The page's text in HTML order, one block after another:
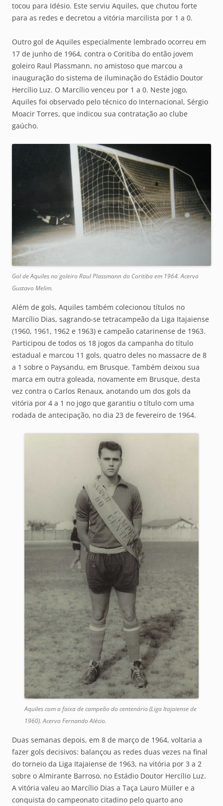
tocou para Idésio. Este serviu Aquiles, que chutou forte
para as redes e decretou a vitória marcilista por 1 a 0.
Outro gol de Aquiles especialmente lembrado ocorreu em
17 de junho de 1964, contra o Coritiba do então jovem
goleiro Raul Plassmann, no amistoso que marcou a
inauguração do sistema de iluminação do Estádio Doutor
Hercílio Luz. O Marcílio venceu por 1 a 0. Neste jogo,
Aquiles foi observado pelo técnico do Internacional, Sérgio
Moacir Torres, que indicou sua contratação ao clube
gaúcho.
Gol de Aquiles no goleiro Raul Plassmann do Coritiba em 1964. Acervo
Gustavo Melim.
Além de gols, Aquiles também colecionou títulos no
Marcílio Dias, sagrando-se tetracampeão da Liga Itajaiense
(1960, 1961, 1962 e 1963) e campeão catarinense de 1963.
Participou de todos os 18 jogos da campanha do título
estadual e marcou 11 gols, quatro deles no massacre de 8
a 1 sobre o Paysandu, em Brusque. Também deixou sua
marca em outra goleada, novamente em Brusque, desta
vez contra o Carlos Renaux, anotando um dos gols da
vitória por 4 a 1 no jogo que garantiu o título com uma
rodada de antecipação, no dia 23 de fevereiro de 1964.
Aquiles com a faixa de campeão do centenário (Liga Itajaiense de
1960). Acervo Fernando Alécio.
Duas semanas depois, em 8 de março de 1964, voltaria a
fazer gols decisivos: balançou as redes duas vezes na final
do torneio da Liga Itajaiense de 1963, na vitória por 3 a 2
sobre o Almirante Barroso, no Estádio Doutor Hercílio Luz.
A vitória valeu ao Marcílio Dias a Taça Lauro Müller e a
conquista do campeonato citadino pelo quarto ano